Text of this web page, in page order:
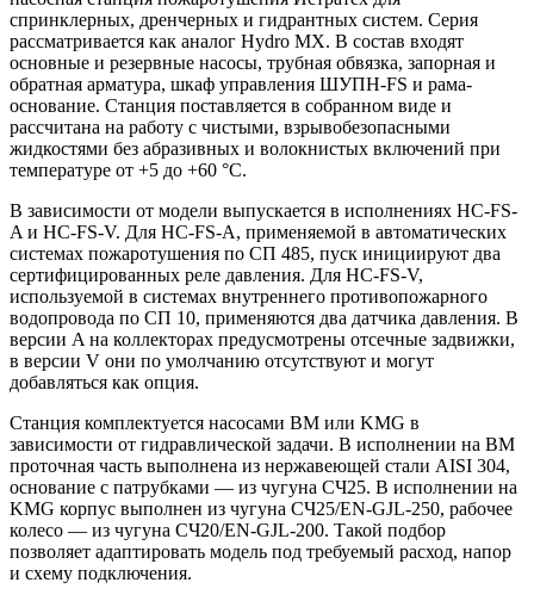
спринклерных, дренчерных и гидрантных систем. Серия
рассматривается как аналог Hydro MX. В состав входят
основные и резервные насосы, трубная обвязка, запорная и
обратная арматура, шкаф управления ШУПН-FS и рама-
основание. Станция поставляется в собранном виде и
рассчитана на работу с чистыми, взрывобезопасными
жидкостями без абразивных и волокнистых включений при
температуре от +5 до +60 °С.
В зависимости от модели выпускается в исполнениях HC-FS-
A и HC-FS-V. Для HC-FS-A, применяемой в автоматических
системах пожаротушения по СП 485, пуск инициируют два
сертифицированных реле давления. Для HC-FS-V,
используемой в системах внутреннего противопожарного
водопровода по СП 10, применяются два датчика давления. В
версии A на коллекторах предусмотрены отсечные задвижки,
в версии V они по умолчанию отсутствуют и могут
добавляться как опция.
Станция комплектуется насосами BM или KMG в
зависимости от гидравлической задачи. В исполнении на BM
проточная часть выполнена из нержавеющей стали AISI 304,
основание с патрубками — из чугуна СЧ25. В исполнении на
KMG корпус выполнен из чугуна СЧ25/EN-GJL-250, рабочее
колесо — из чугуна СЧ20/EN-GJL-200. Такой подбор
позволяет адаптировать модель под требуемый расход, напор
и схему подключения.